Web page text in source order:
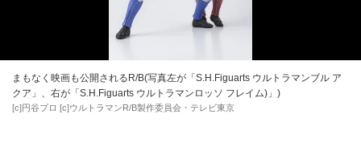
まもなく映画も公開されるR/B(写真左が「S.H.Figuarts ウルトラマンブル ア
クア」、右が「S.H.Figuarts ウルトラマンロッソ フレイム)」)
[c]円谷プロ [c]ウルトラマンR/B製作委員会・テレビ東京